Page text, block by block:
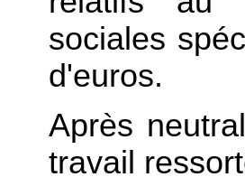
sociales
d'euros.
Après
travail